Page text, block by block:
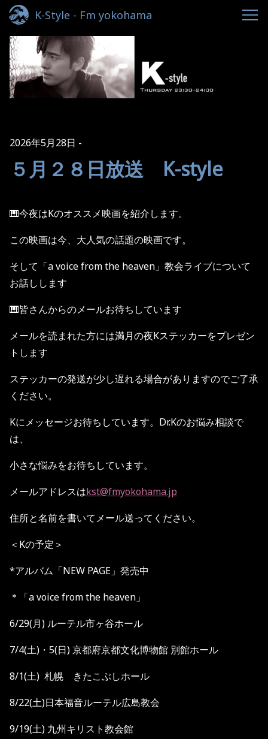
K-Style - Fm yokohama
2026年5月28日
５月２８日放送 K-style
🎹今夜はKのオススメ映画を紹介します。
この映画は今、大人気の話題の映画です。
そして 「a voice from the heaven 」教会ライブについて
お話しします
🎹皆さんからのメールお待ちしています
メールを読まれた方には満月の夜Kステッカーをプレゼン
トします
ステッカーの発送が少し遅れる場合がありますのでご了承
ください。
Kにメッセージお待ちしています。Dr.Kのお悩み相談で
は、
小さな悩みをお待ちしています。
メールアドレスはkst@fmyokohama.jp
住所と名前を書いてメール送ってください。
＜Kの予定＞
*アルバム「NEW PAGE」発売中
＊「a voice from the heaven 」
6/29(月) ルーテル市ヶ谷ホール
7/4(土) ・ 5(日)京都府京都文化博物館 別館ホール
8/1(土) 札幌 きたこぶしホール
8/22(土)日本福音ルーテル広島教会
9/19(土) 九州キリスト教会館